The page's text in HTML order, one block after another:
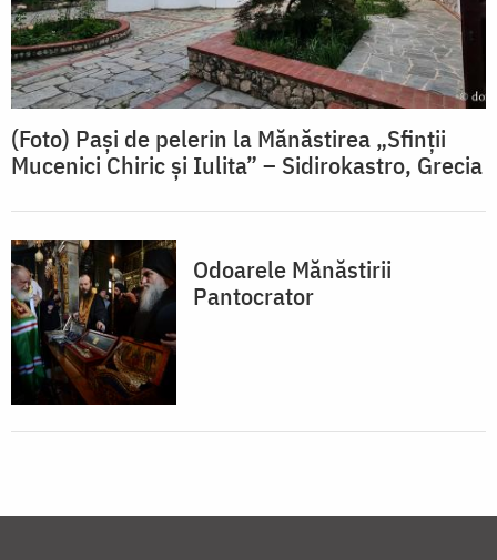
(Foto) Pași de pelerin la Mănăstirea „Sfinții
Mucenici Chiric și Iulita” – Sidirokastro, Grecia
Odoarele Mănăstirii
Pantocrator